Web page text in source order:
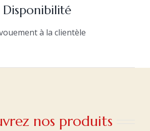
Disponibilité
à la clientèle
nos produits